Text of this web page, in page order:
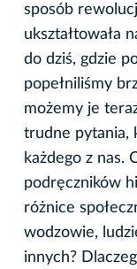
sposób
ukształtowała
do dziś, gdzie
popełniliśmy
możemy je
trudne pytania,
każdego z nas.
podręczników
różnice
wodzowie,
innych?